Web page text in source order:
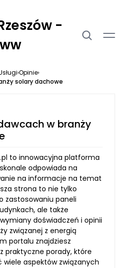
-
›Opinie›
solary dachowe
w branży
to innowacyjna platforma
odpowiada na
na informacje na temat
strona to nie tylko
zastosowaniu paneli
ale także
doświadczeń i opinii
związanej z energią
portalu znajdziesz
praktyczne porady, które
aspektów związanych